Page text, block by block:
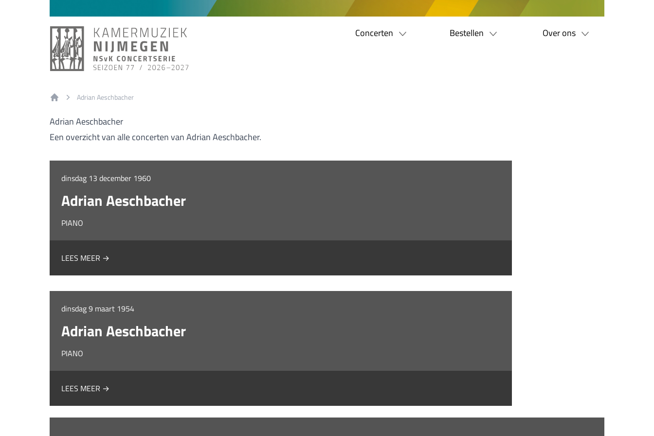
Concerten Bestellen Over ons
Adrian Aeschbacher
Adrian Aeschbacher
Een overzicht van alle concerten van Adrian Aeschbacher.
dinsdag 13 december 1960
Adrian Aeschbacher
PIANO
LEES MEER →
dinsdag 9 maart 1954
Adrian Aeschbacher
PIANO
LEES MEER →